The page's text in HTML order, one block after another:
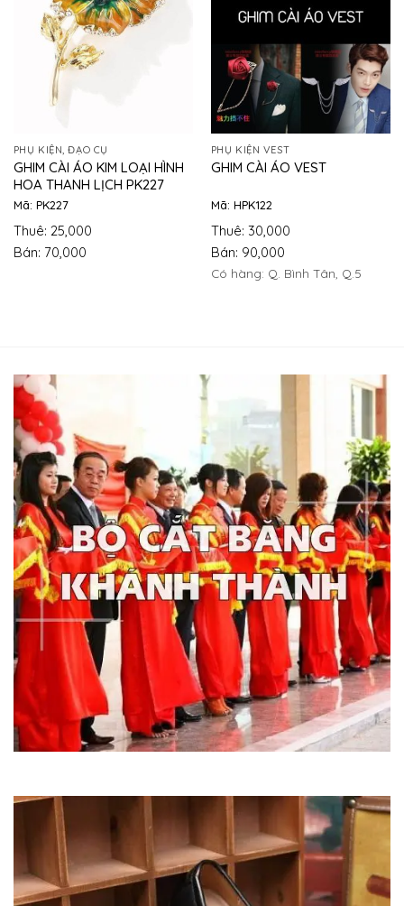
PHỤ KIỆN, ĐẠO CỤ
GHIM CÀI ÁO KIM LOẠI HÌNH
HOA THANH LỊCH PK227
Mã: PK227
Thuê: 25,000
Bán: 70,000
PHỤ KIỆN VEST
GHIM CÀI ÁO VEST
Mã: HPK122
Thuê: 30,000
Bán: 90,000
Có hàng: Q. Bình Tân, Q.5